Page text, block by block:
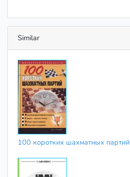
Similar
100 коротких шахматных партий